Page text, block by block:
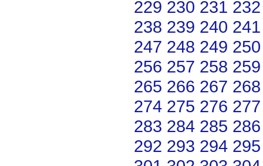
229 230 231 232
238 239 240 241
247 248 249 250
256 257 258 259
265 266 267 268
274 275 276 277
283 284 285 286
292 293 294 295